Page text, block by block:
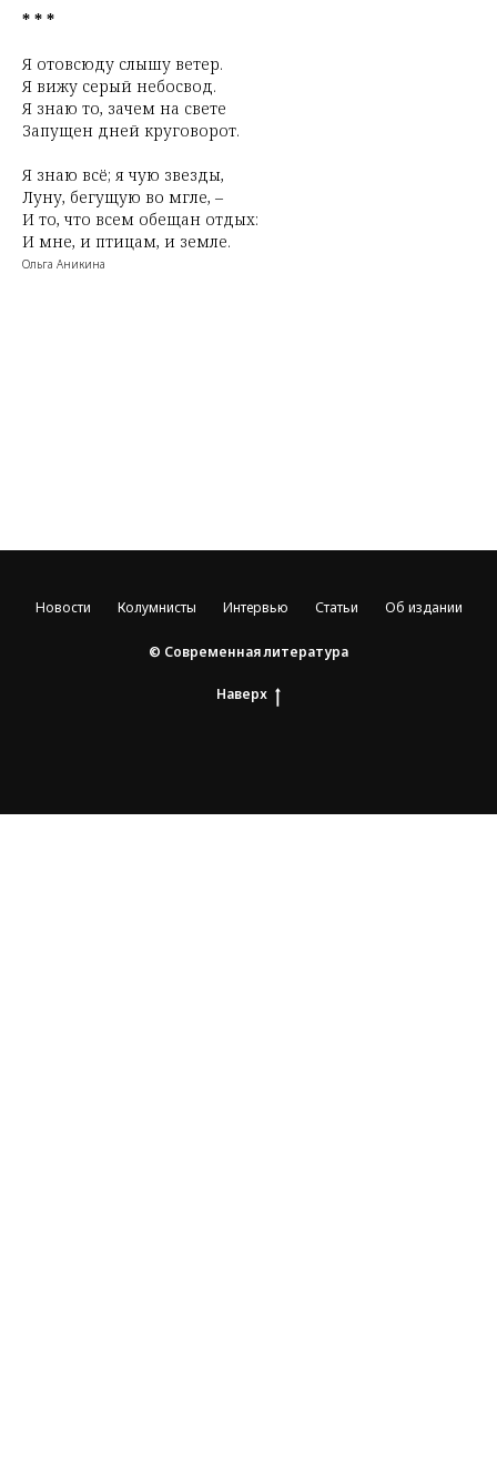
* * *
Я отовсюду слышу ветер.
Я вижу серый небосвод.
Я знаю то, зачем на свете
Запущен дней круговорот.
Я знаю всё; я чую звезды,
Луну, бегущую во мгле, –
И то, что всем обещан отдых:
И мне, и птицам, и земле.
Ольга Аникина
Новости Колумнисты Интервью Статьи Об издании
© Современная литература
Наверх